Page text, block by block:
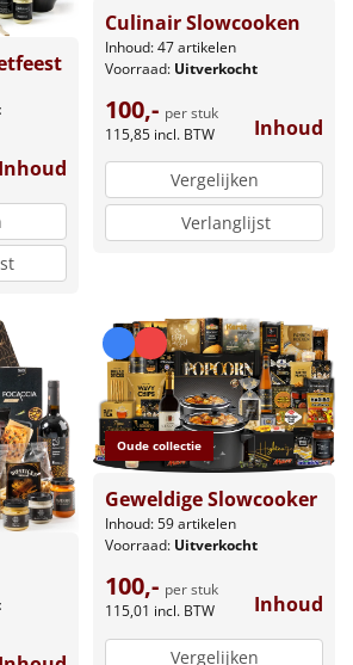
Inhoud
Culinair Slowcooken
Inhoud: 47 artikelen
Voorraad: Uitverkocht
100,- per stuk
115,85 incl. BTW Inhoud
Vergelijken
Verlanglijst
Oude collectie
Geweldige Slowcooker
Inhoud: 59 artikelen
Voorraad: Uitverkocht
100,- per stuk
115,01 incl. BTW Inhoud
Vergelijken